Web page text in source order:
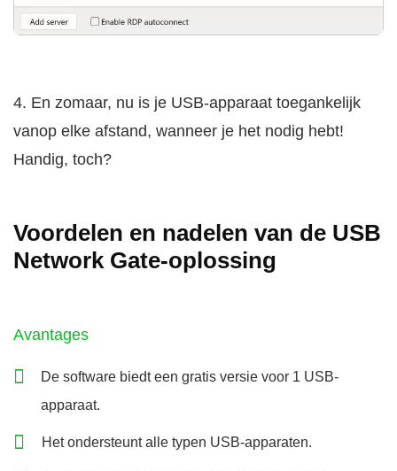
4. En zomaar, nu is je USB-apparaat toegankelijk
vanop elke afstand, wanneer je het nodig hebt!
Handig, toch?
Voordelen en nadelen van de USB
Network Gate-oplossing
Avantages
De software biedt een gratis versie voor 1 USB-
apparaat.
Het ondersteunt alle typen USB-apparaten.